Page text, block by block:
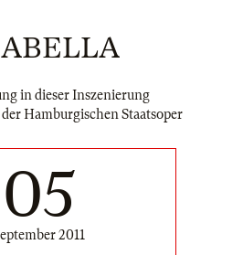
in dieser Inszenierung
Hamburgischen Staatsoper
05
2011